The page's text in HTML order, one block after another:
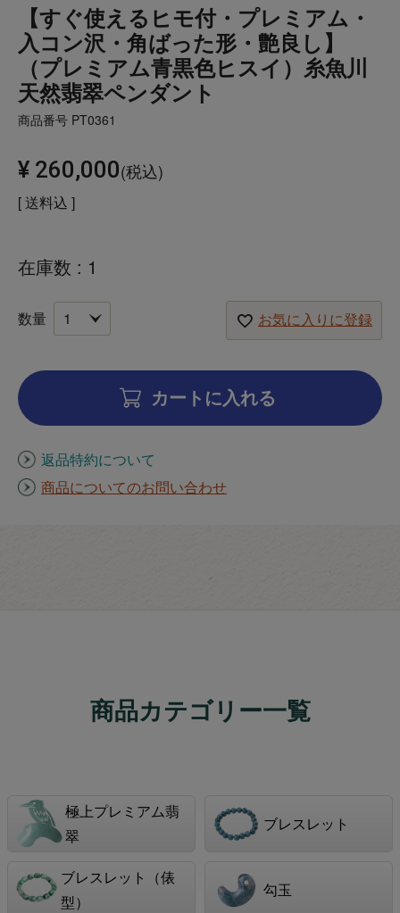
【すぐ使えるヒモ付・プレミアム・
入コン沢・角ばった形・艶良し】
（プレミアム青黒色ヒスイ）糸魚川
天然翡翠ペンダント
商品番号 PT0361
¥ 260,000 税込
送料込
在庫数 1
お気に入りに登録
カートに入れる
返品特約について
商品についてのお問い合わせ
商品カテゴリー一覧
極上プレミアム翡
翠
ブレスレット
ブレスレット（俵
型）
勾玉